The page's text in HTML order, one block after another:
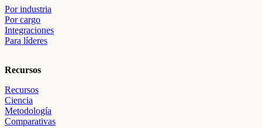
Por industria
Por cargo
Integraciones
Para líderes
Recursos
Recursos
Ciencia
Metodología
Comparativas